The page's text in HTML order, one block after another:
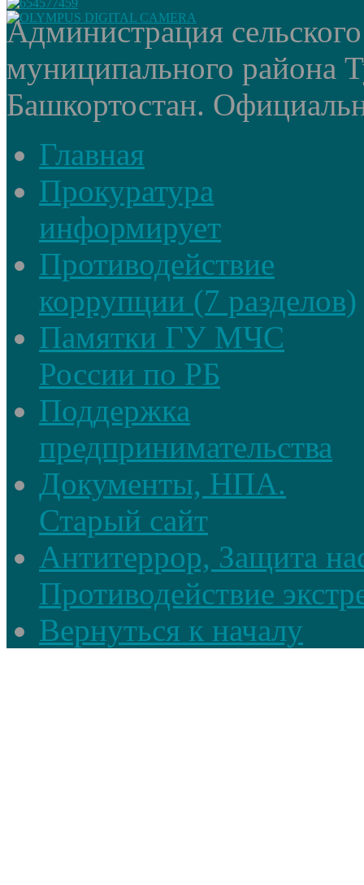
Администрация
муниципального района
Башкортостан.
Главная
Прокуратура
информирует
Противодействие
коррупции (7 разделов)
Памятки ГУ МЧС
России по РБ
Поддержка
предпринимательства
Документы, НПА.
Старый сайт
Антитеррор, Защита
Противодействие
Вернуться к началу